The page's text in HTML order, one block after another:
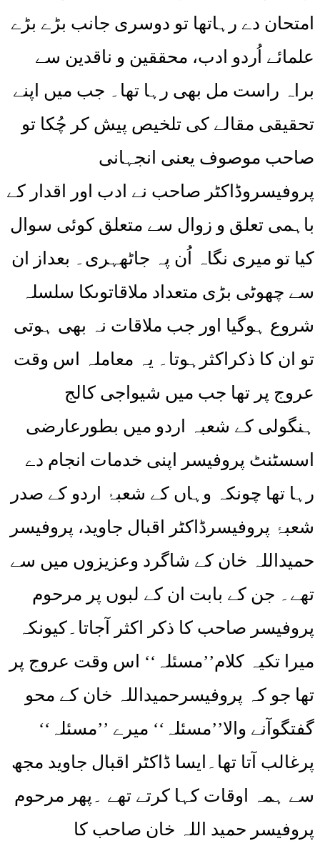
امتحان دے رہاتھا تو دوسری جانب بڑے بڑے
علمائے اُردو ادب، محققین و ناقدین سے
براہ راست مل بھی رہا تھا۔ جب میں اپنے
تحقیقی مقالے کی تلخیص پیش کر چُکا تو
صاحب موصوف یعنی انجہانی
پروفیسروڈاکٹر صاحب نے ادب اور اقدار کے
باہمی تعلق و زوال سے متعلق کوئی سوال
کیا تو میری نگاہ اُن پہ جاٹھہری۔ بعداز ان
سے چھوٹی بڑی متعداد ملاقاتوںکا سلسلہ
شروع ہوگیا اور جب ملاقات نہ بھی ہوتی
تو ان کا ذکراکثرہوتا۔ یہ معاملہ اس وقت
عروج پر تھا جب میں شیواجی کالج
ہنگولی کے شعبہ اردو میں بطورعارضی
اسسٹنٹ پروفیسر اپنی خدمات انجام دے
رہا تھا چونکہ وہاں کے شعبۂ اردو کے صدر
شعبۂ پروفیسرڈاکٹر اقبال جاوید، پروفیسر
حمیداللہ خان کے شاگرد وعزیزوں میں سے
تھے۔ جن کے بابت ان کے لبوں پر مرحوم
پروفیسر صاحب کا ذکر اکثر آجاتا۔کیونکہ
میرا تکیہ کلام’’مسئلہ‘‘ اس وقت عروج پر
تھا جو کہ پروفیسرحمیداللہ خان کے محو
گفتگوآنے والا’’مسئلہ‘‘ میرے ’’مسئلہ‘‘
پرغالب آتا تھا۔ایسا ڈاکٹر اقبال جاوید مجھ
سے ہمہ اوقات کہا کرتے تھے ۔پھر مرحوم
پروفیسر حمید اللہ خان صاحب کا